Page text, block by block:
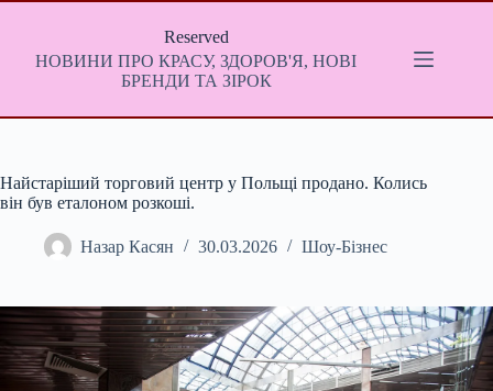
Перейти
Reserved
НОВИНИ ПРО КРАСУ, ЗДОРОВ'Я, НОВІ
БРЕНДИ ТА ЗІРОК
Найстаріший торговий центр у Польщі продано. Колись
він був еталоном розкоші.
Назар Касян 30.03.2026 Шоу-Бізнес